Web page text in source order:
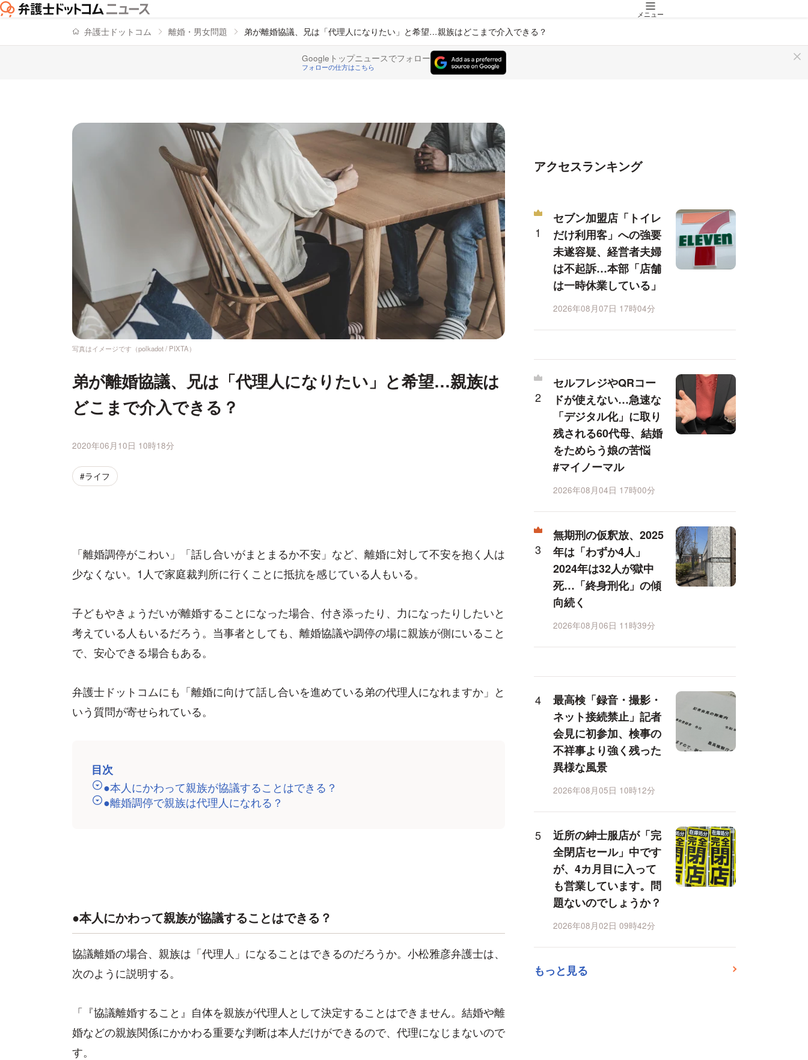
メニュー
弁護士ドットコム 離婚・男女問題 弟が離婚協議、兄は「代理人になりたい」と希望…親族はどこまで介入できる？
Googleトップニュースでフォロー
フォローの仕方はこちら
写真はイメージです（polkadot / PIXTA）
弟が離婚協議、兄は「代理人になりたい」と希望…親族は
どこまで介入できる？
2020年06月10日 10時18分
#ライフ
「離婚調停がこわい」「話し合いがまとまるか不安」など、離婚に対して不安を抱く人は
少なくない。1人で家庭裁判所に行くことに抵抗を感じている人もいる。
子どもやきょうだいが離婚することになった場合、付き添ったり、力になったりしたいと
考えている人もいるだろう。当事者としても、離婚協議や調停の場に親族が側にいること
で、安心できる場合もある。
弁護士ドットコムにも「離婚に向けて話し合いを進めている弟の代理人になれますか」と
いう質問が寄せられている。
目次
●本人にかわって親族が協議することはできる？
●離婚調停で親族は代理人になれる？
●本人にかわって親族が協議することはできる？
協議離婚の場合、親族は「代理人」になることはできるのだろうか。小松雅彦弁護士は、
次のように説明する。
「『協議離婚すること』自体を親族が代理人として決定することはできません。結婚や離
婚などの親族関係にかかわる重要な判断は本人だけができるので、代理になじまないので
す。
アクセスランキング
セブン加盟店「トイレ
だけ利用客」への強要
未遂容疑、経営者夫婦
は不起訴…本部「店舗
は一時休業している」
2026年08月07日 17時04分
セルフレジやQRコー
ドが使えない…急速な
「デジタル化」に取り
残される60代母、結婚
をためらう娘の苦悩
#マイノーマル
2026年08月04日 17時00分
無期刑の仮釈放、2025
年は「わずか4人」
2024年は32人が獄中
死…「終身刑化」の傾
向続く
2026年08月06日 11時39分
最高検「録音・撮影・
ネット接続禁止」記者
会見に初参加、検事の
不祥事より強く残った
異様な風景
2026年08月05日 10時12分
近所の紳士服店が「完
全閉店セール」中です
が、4カ月目に入って
も営業しています。問
題ないのでしょうか？
2026年08月02日 09時42分
もっと見る